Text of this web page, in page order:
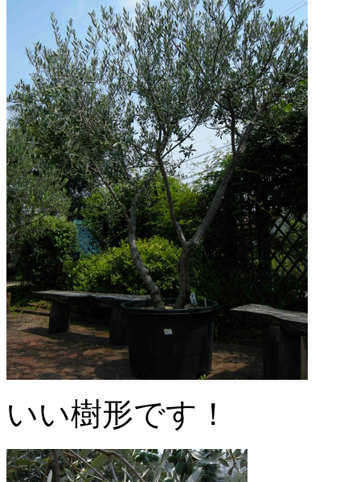
いい樹形です！